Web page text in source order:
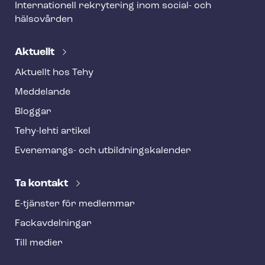
Internationell rekrytering inom social- och
hälsovården
Aktuellt
Aktuellt hos Tehy
Meddelande
Bloggar
Tehy-lehti artikel
Evenemangs- och ut­bild­nings­ka­len­der
Ta kontakt
E-tjänster för medlemmar
Fackav­del­ning­ar
Till medier